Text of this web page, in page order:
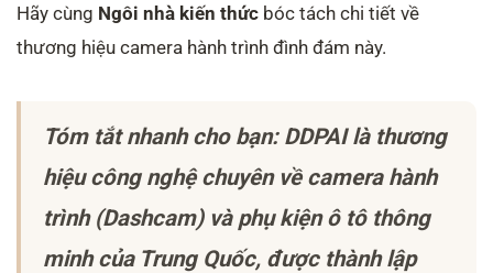
Hãy cùng Ngôi nhà kiến thức bóc tách chi tiết về
thương hiệu camera hành trình đình đám này.
Tóm tắt nhanh cho bạn: DDPAI là thương
hiệu công nghệ chuyên về camera hành
trình (Dashcam) và phụ kiện ô tô thông
minh của Trung Quốc, được thành lập